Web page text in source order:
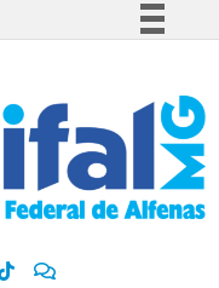
Participe
à informação
Legislação